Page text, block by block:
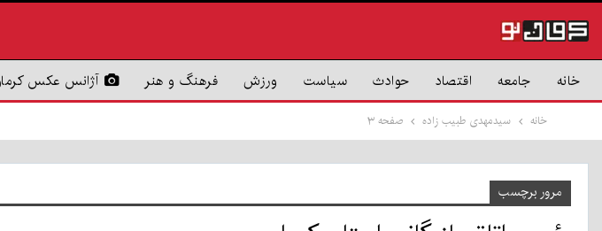
خانه جامعه اقتصاد حوادث سیاست ورزش فرهنگ و هنر آژانس عکس
خانه سیدمهدی طبیب زاده صفحه ۳
مرور برچسب